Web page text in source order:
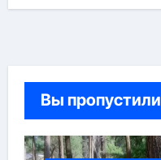
Вы пропустили